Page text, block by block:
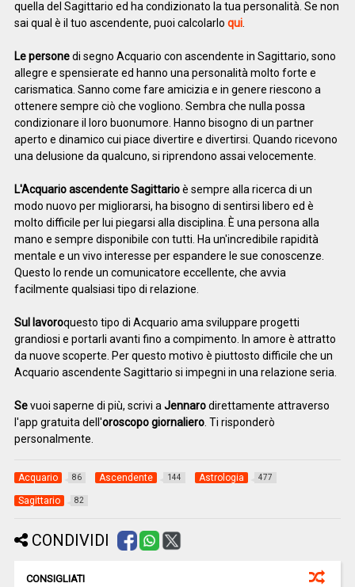
quella del Sagittario ed ha condizionato la tua personalità. Se non
sai qual è il tuo ascendente, puoi calcolarlo qui.
Le personedi segno Acquario con ascendente in Sagittario, sono
allegre e spensierate ed hanno una personalità molto forte e
carismatica. Sanno come fare amicizia e in genere riescono a
ottenere sempre ciò che vogliono. Sembra che nulla possa
condizionare il loro buonumore. Hanno bisogno di un partner
aperto e dinamico cui piace divertire e divertirsi. Quando ricevono
una delusione da qualcuno, si riprendono assai velocemente.
L'Acquario ascendente Sagittarioè sempre alla ricerca di un
modo nuovo per migliorarsi, ha bisogno di sentirsi libero ed è
molto difficile per lui piegarsi alla disciplina. È una persona alla
mano e sempre disponibile con tutti. Ha un'incredibile rapidità
mentale e un vivo interesse per espandere le sue conoscenze.
Questo lo rende un comunicatore eccellente, che avvia
facilmente qualsiasi tipo di relazione.
Sul lavoroquesto tipo di Acquario ama sviluppare progetti
grandiosi e portarli avanti fino a compimento. In amore è attratto
da nuove scoperte. Per questo motivo è piuttosto difficile che un
Acquario ascendente Sagittario si impegni in una relazione seria.
Sevuoi saperne di più, scrivi a Jennarodirettamente attraverso
l'app gratuita dell'oroscopo giornaliero. Ti risponderò
personalmente.
Acquario 86 Ascendente 144 Astrologia 477
Sagittario 82
CONDIVIDI
CONSIGLIATI